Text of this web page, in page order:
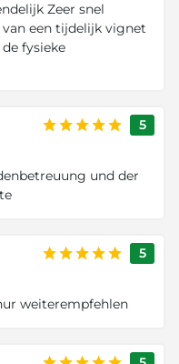
Zeer snel
een tijdelijk vignet
fysieke
5
und der
5
weiterempfehlen